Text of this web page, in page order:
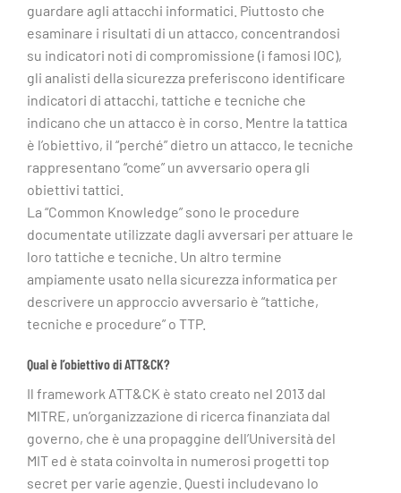
guardare agli attacchi informatici. Piuttosto che
esaminare i risultati di un attacco, concentrandosi
su indicatori noti di compromissione (i famosi IOC),
gli analisti della sicurezza preferiscono identificare
indicatori di attacchi, tattiche e tecniche che
indicano che un attacco è in corso. Mentre la tattica
è l’obiettivo, il “perché” dietro un attacco, le tecniche
rappresentano “come” un avversario opera gli
obiettivi tattici.
La “Common Knowledge” sono le procedure
documentate utilizzate dagli avversari per attuare le
loro tattiche e tecniche. Un altro termine
ampiamente usato nella sicurezza informatica per
descrivere un approccio avversario è “tattiche,
tecniche e procedure” o TTP.
Qual è l’obiettivo di ATT&CK?
Il framework ATT&CK è stato creato nel 2013 dal
MITRE, un’organizzazione di ricerca finanziata dal
governo, che è una propaggine dell’Università del
MIT ed è stata coinvolta in numerosi progetti top
secret per varie agenzie. Questi includevano lo